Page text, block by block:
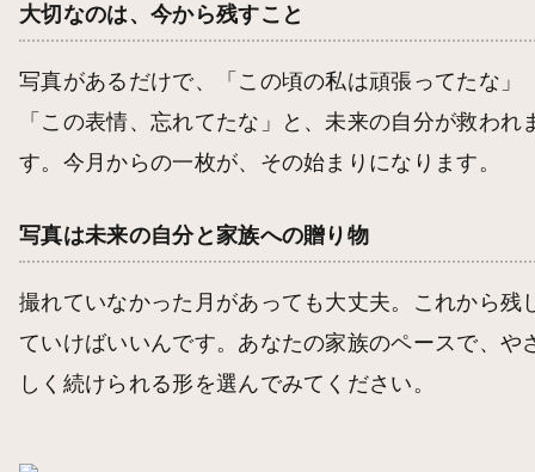
大切なのは、今から残すこと
写真があるだけで、「この頃の私は頑張ってたな」
「この表情、忘れてたな」と、未来の自分が救われ
す。今月からの一枚が、その始まりになります。
写真は未来の自分と家族への贈り物
撮れていなかった月があっても大丈夫。これから残
ていけばいいんです。あなたの家族のペースで、や
しく続けられる形を選んでみてください。